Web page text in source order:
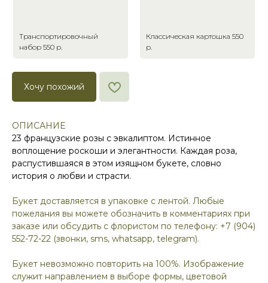
Транспортировочный
набор 550 р.
Классическая картошка 550
р.
Хочу похожий
ОПИСАНИЕ
23 французские розы с эвкалиптом. Истинное
воплощение роскоши и элегантности. Каждая роза,
распустившаяся в этом изящном букете, словно
история о любви и страсти.
Букет доставляется в упаковке с лентой. Любые
пожелания вы можете обозначить в комментариях при
заказе или обсудить с флористом по телефону: +7 (904)
552-72-22 (звонки, sms, whatsapp, telegram).
Букет невозможно повторить на 100%. Изображение
служит направлением в выборе формы, цветовой